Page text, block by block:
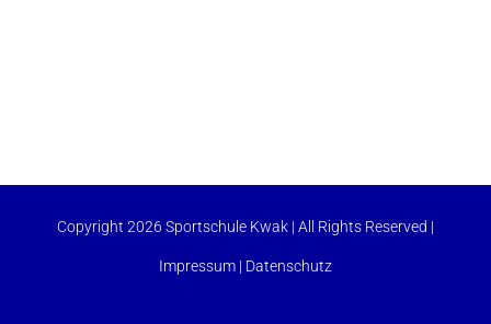
Copyright 2026 Sportschule Kwak | All Rights Reserved |
Impressum | Datenschutz